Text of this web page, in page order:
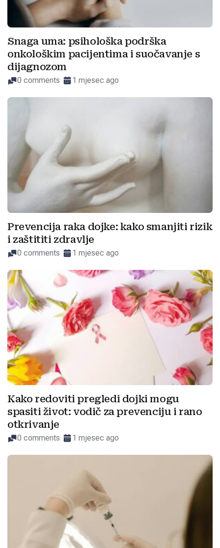
Snaga uma: psihološka podrška
onkološkim pacijentima i suočavanje s
dijagnozom
0 comments 1 mjesec ago
Prevencija raka dojke: kako smanjiti rizik
i zaštititi zdravlje
0 comments 1 mjesec ago
Kako redoviti pregledi dojki mogu
spasiti život: vodič za prevenciju i rano
otkrivanje
0 comments 1 mjesec ago